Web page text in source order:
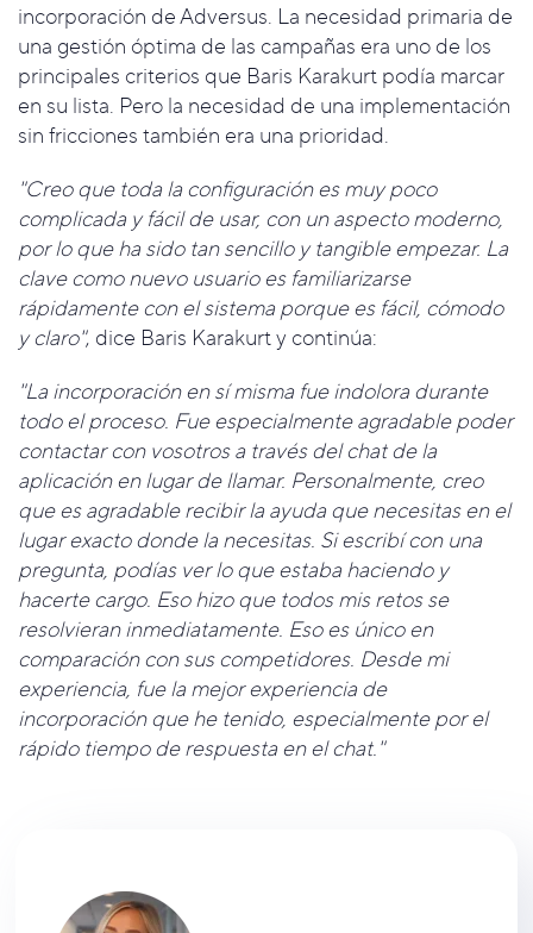
incorporación de Adversus. La necesidad primaria de
una gestión óptima de las campañas era uno de los
principales criterios que Baris Karakurt podía marcar
en su lista. Pero la necesidad de una implementación
sin fricciones también era una prioridad.
"Creo que toda la configuración es muy poco
complicada y fácil de usar, con un aspecto moderno,
por lo que ha sido tan sencillo y tangible empezar. La
clave como nuevo usuario es familiarizarse
rápidamente con el sistema porque es fácil, cómodo
y claro", dice Baris Karakurt y continúa:
"La incorporación en sí misma fue indolora durante
todo el proceso. Fue especialmente agradable poder
contactar con vosotros a través del chat de la
aplicación en lugar de llamar. Personalmente, creo
que es agradable recibir la ayuda que necesitas en el
lugar exacto donde la necesitas. Si escribí con una
pregunta, podías ver lo que estaba haciendo y
hacerte cargo. Eso hizo que todos mis retos se
resolvieran inmediatamente. Eso es único en
comparación con sus competidores. Desde mi
experiencia, fue la mejor experiencia de
incorporación que he tenido, especialmente por el
rápido tiempo de respuesta en el chat."